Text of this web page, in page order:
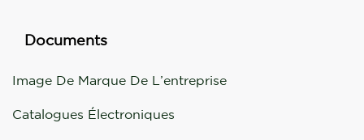
Documents
Image De Marque De L’entreprise
Catalogues Électroniques